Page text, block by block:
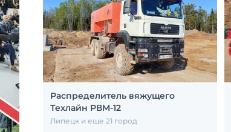
Распределитель вяжущего
Техлайн РВМ-12
Липецк и еще 21 город